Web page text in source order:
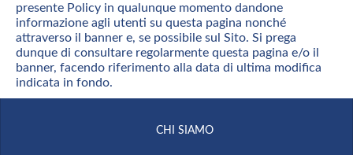
presente Policy in qualunque momento dandone
informazione agli utenti su questa pagina nonché
attraverso il banner e, se possibile sul Sito. Si prega
dunque di consultare regolarmente questa pagina e/o il
banner, facendo riferimento alla data di ultima modifica
indicata in fondo.
CHI SIAMO